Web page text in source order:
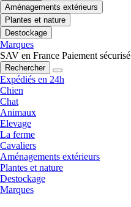
Aménagements extérieurs
Plantes et nature
Destockage
Marques
SAV en France Paiement sécurisé
Rechercher
Expédiés en 24h
Chien
Chat
Animaux
Elevage
La ferme
Cavaliers
Aménagements extérieurs
Plantes et nature
Destockage
Marques